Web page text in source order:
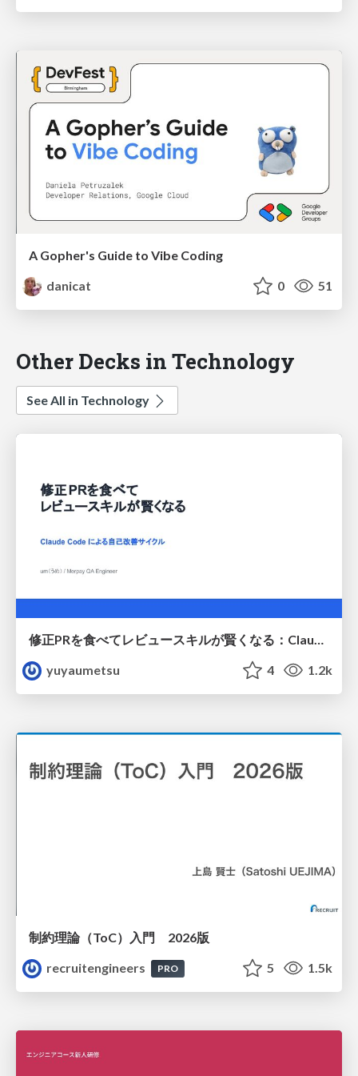
A Gopher's Guide to Vibe Coding
danicat
0 51
Other Decks in Technology
See All in Technology
yuyaumetsu
4 1.2k
制約理論（ToC）入門 2026版
recruitengineers
PRO 5 1.5k